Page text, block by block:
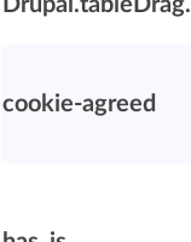
cookie-agreed